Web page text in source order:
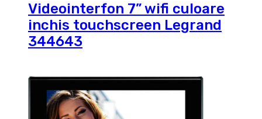
Videointerfon 7” wifi culoare
inchis touchscreen Legrand
344643